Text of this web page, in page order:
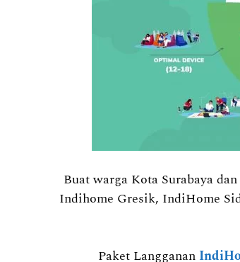
Buat warga Kota Surabaya
Indihome Gresik, IndiHome
Paket Langganan